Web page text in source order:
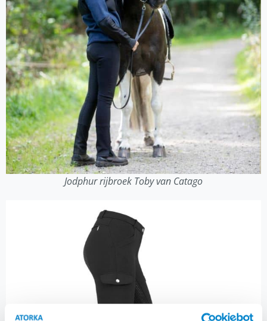
Jodphur rijbroek Toby van Catago